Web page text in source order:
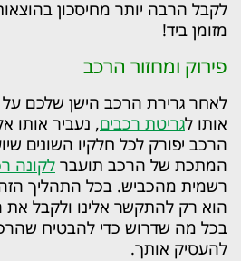
לקבל הרבה יותר מחיסכון
מזומן ביד!
פירוק ומחזור הרכב
לאחר גרירת הרכב הישן שלכם
אותו לגריטת רכבים, נעביר אותו
הרכב יפורק לכל חלקיו השונים
המתכת של הרכב תועבר לקונה
רשמית מהכביש. בכל התהליך
הוא רק להתקשר אלינו ולקבל
בכל מה שדרוש כדי להבטיח
להעסיק אותך.